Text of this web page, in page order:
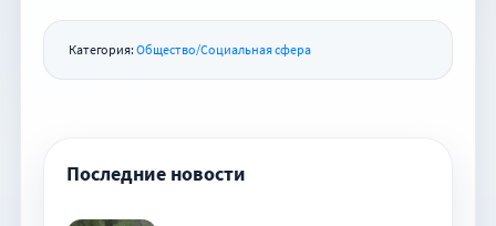
Категория: Общество/Социальная сфера
Последние новости